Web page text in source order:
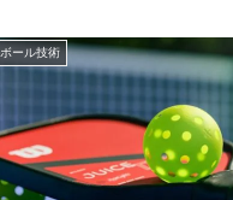
ール技術